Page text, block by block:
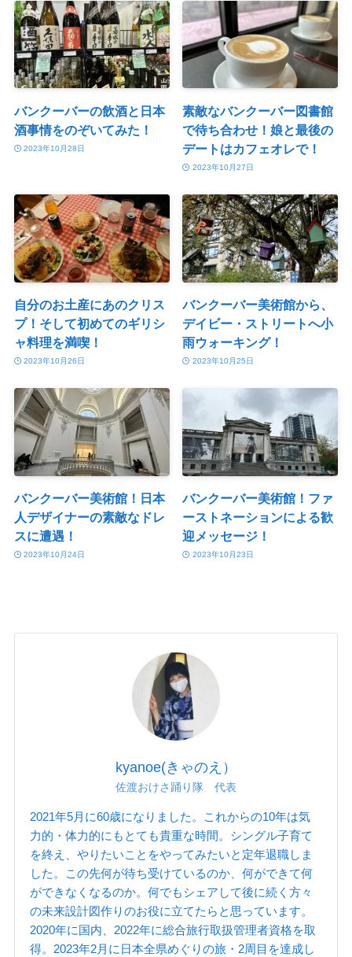
バンクーバーの飲酒と日本
酒事情をのぞいてみた！
2023年10月28日
素敵なバンクーバー図書館
で待ち合わせ！娘と最後の
デートはカフェオレで！
2023年10月27日
自分のお土産にあのクリス
プ！そして初めてのギリシ
ャ料理を満喫！
2023年10月26日
バンクーバー美術館から、
デイビー・ストリートへ小
雨ウォーキング！
2023年10月25日
バンクーバー美術館！日本
人デザイナーの素敵なドレ
スに遭遇！
2023年10月24日
バンクーバー美術館！ファ
ーストネーションによる歓
迎メッセージ！
2023年10月23日
kyanoe(きゃのえ）
佐渡おけさ踊り隊 代表
2021年5月に60歳になりました。これからの10年は気
力的・体力的にもとても貴重な時間。シングル子育て
を終え、やりたいことをやってみたいと定年退職しま
した。この先何が待ち受けているのか、何ができて何
ができなくなるのか。何でもシェアして後に続く方々
の未来設計図作りのお役に立てたらと思っています。
2020年に国内、2022年に総合旅行取扱管理者資格を取
得。2023年2月に日本全県めぐりの旅・2周目を達成し